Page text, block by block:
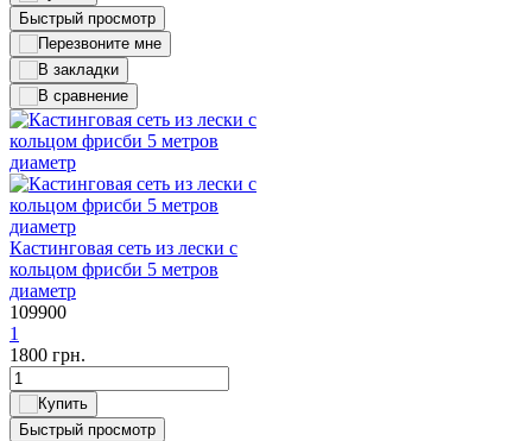
Быстрый просмотр
Кастинговая сеть из лески с
кольцом фрисби 5 метров
диаметр
109900
1
1800 грн.
Быстрый просмотр